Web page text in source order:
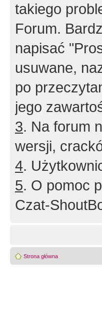
takiego
Forum.
napisać
usuwane,
po
jego
3. Na forum
wersji,
4.
5. O pomoc
Czat-
Strona główna